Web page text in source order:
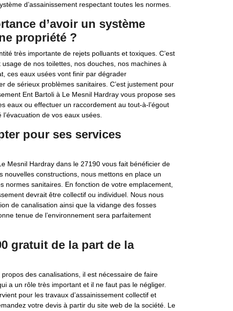
d’assainissement respectant toutes les normes.
d’avoir un système
propriété ?
très importante de rejets polluants et toxiques. C’est
de nos toilettes, nos douches, nos machines à
ces eaux usées vont finir par dégrader
de sérieux problèmes sanitaires. C’est justement pour
Ent Bartoli à Le Mesnil Hardray vous propose ses
eaux ou effectuer un raccordement au tout-à-l’égout
de vos eaux usées.
pour ses services
Mesnil Hardray dans le 27190 vous fait bénéficier de
nouvelles constructions, nous mettons en place un
normes sanitaires. En fonction de votre emplacement,
devrait être collectif ou individuel. Nous nous
de canalisation ainsi que la vidange des fosses
tenue de l’environnement sera parfaitement
gratuit de la part de la
des canalisations, il est nécessaire de faire
a un rôle très important et il ne faut pas le négliger.
pour les travaux d’assainissement collectif et
votre devis à partir du site web de la société. Le